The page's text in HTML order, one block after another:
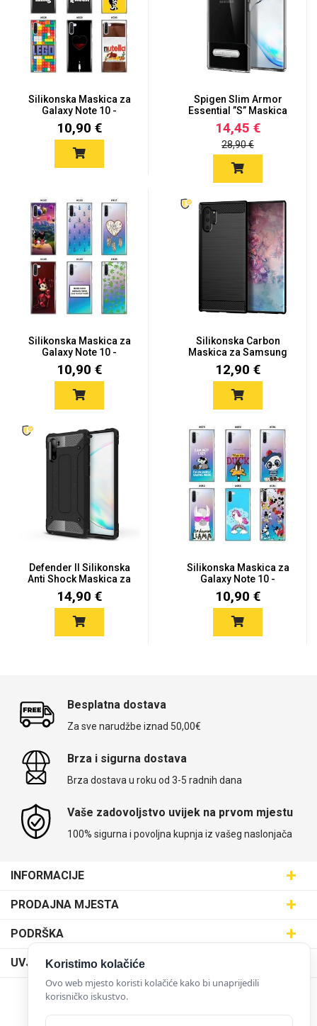
Silikonska Maskica za
Galaxy Note 10 -
Šareni...
10,90 €
Spigen Slim Armor
Essential ”S” Maskica
za Ga...
14,45 €
28,90 €
Silikonska Maskica za
Galaxy Note 10 -
Šareni...
10,90 €
Silikonska Carbon
Maskica za Samsung
Galaxy No...
12,90 €
Defender II Silikonska
Anti Shock Maskica za
S...
14,90 €
Silikonska Maskica za
Galaxy Note 10 -
Šareni...
10,90 €
Besplatna dostava
Za sve narudžbe iznad 50,00€
Brza i sigurna dostava
Brza dostava u roku od 3-5 radnih dana
Vaše zadovoljstvo uvijek na prvom mjestu
100% sigurna i povoljna kupnja iz vašeg naslonjača
INFORMACIJE
SVIJET MASKICA d.o.o.
Aleja javora 13, 10000 Zagreb
prodaja@maskice.hr
PRODAJNA MJESTA
Poslovnica Trešnjevka
Poslovnica Dubrava
Poslovnica Kvatrić
Poslovnica Velika Gorica
Poslovnica Karlovac
PODRŠKA
Dostava
O nama
Karijera u maskice.hr
UVJETI KORIŠTENJA
Klub vjernosti
NAČINI PLAĆANJA
Koristimo kolačiće
Ovo web mjesto koristi kolačiće kako bi unaprijedili
korisničko iskustvo.